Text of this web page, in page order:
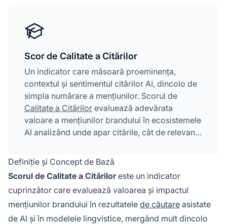
Scor de Calitate a Citărilor
Un indicator care măsoară proeminența,
contextul și sentimentul citărilor AI, dincolo de
simpla numărare a mențiunilor. Scorul de
Calitate a Citărilor evaluează adevărata
valoare a mențiunilor brandului în ecosistemele
AI analizând unde apar citările, cât de relevante
pozitiv sau negativ. Această abordare
multidimensională recunoaște faptul că nu
toate citările sunt egale, citările de înaltă
calitate în poziții proeminente având o greutate
semnificativ mai mare decât referințele
dispersate sau tangențiale.
Definiție și Concept de Bază
Scorul de Calitate a Cităriloreste un indicator
cuprinzător care evaluează valoarea și impactul
mențiunilor brandului în rezultatele de căutare asistate
de AI și în modelele lingvistice, mergând mult dincolo